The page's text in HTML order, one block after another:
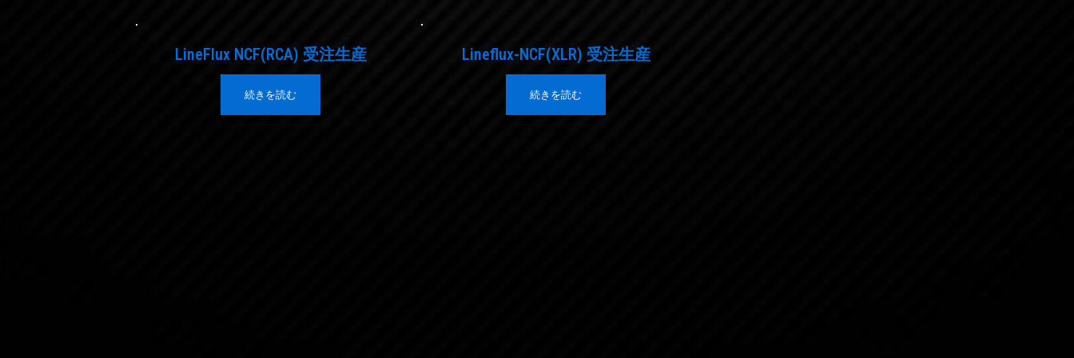
LineFlux NCF(RCA) 受注生産
続きを読む
Lineflux-NCF(XLR) 受注生産
続きを読む